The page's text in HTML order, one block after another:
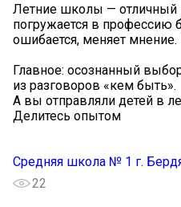
Летние школы — отличный
погружается в профессию
ошибается, меняет
Главное: осознанный
из разговоров «кем быть».
А вы отправляли детей в
Делитесь опытом
Средняя школа № 1 г.
22